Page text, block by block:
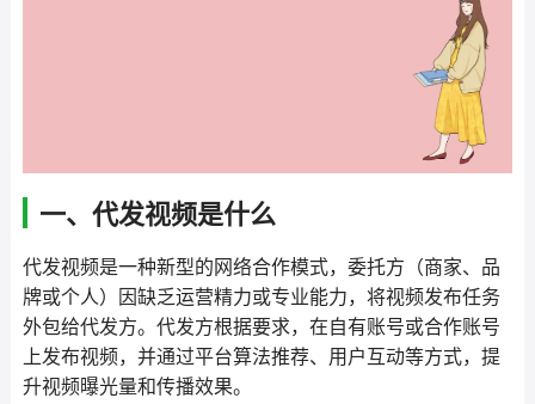
一、代发视频是什么
代发视频是一种新型的网络合作模式，委托方（商家、品
牌或个人）因缺乏运营精力或专业能力，将视频发布任务
外包给代发方。代发方根据要求，在自有账号或合作账号
上发布视频，并通过平台算法推荐、用户互动等方式，提
升视频曝光量和传播效果。